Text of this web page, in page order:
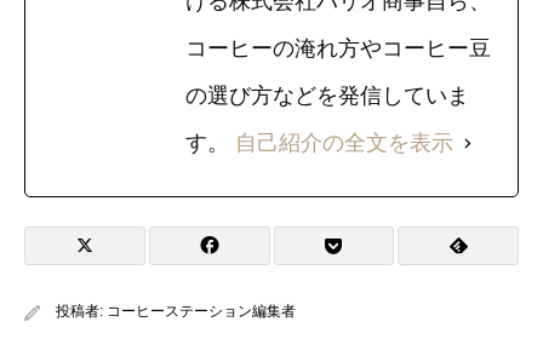
コーヒーの淹れ方やコーヒー豆
の選び方などを発信していま
す。 自己紹介の全文を表示
投稿者: コーヒーステーション編集者